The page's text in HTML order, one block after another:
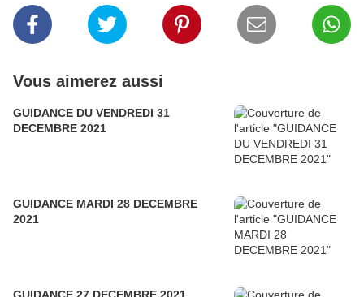
Vous aimerez aussi
GUIDANCE DU VENDREDI 31
DECEMBRE 2021
GUIDANCE MARDI 28 DECEMBRE
2021